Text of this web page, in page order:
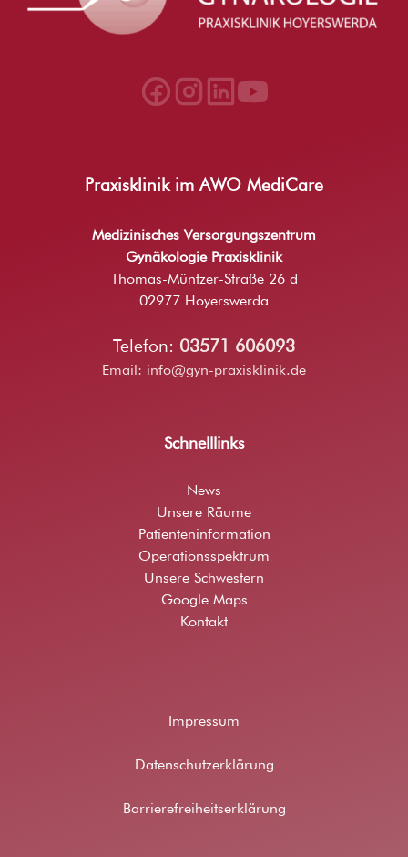
Praxisklinik im AWO MediCare
Medizinisches Versorgungszentrum
Gynäkologie Praxisklinik
Thomas-Müntzer-Straße 26 d
02977 Hoyerswerda
Telefon: 03571 606093
Email: info@gyn-praxisklinik.de
Schnelllinks
News
Unsere Räume
Patienteninformation
Operationsspektrum
Unsere Schwestern
Google Maps
Kontakt
Impressum
Datenschutzerklärung
Barrierefreiheitserklärung